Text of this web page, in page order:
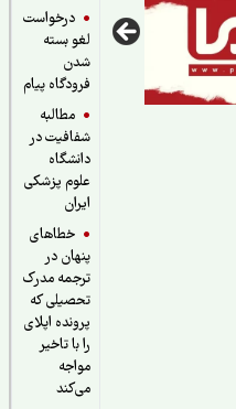
درخواست
لغو بسته
فرودگاه پیام
مطالبه
شفافیت در
دانشگاه
علوم پزشکی
خطاهای
پنهان در
ترجمه مدرک
تحصیلی که
پرونده اپلای
را با تاخیر